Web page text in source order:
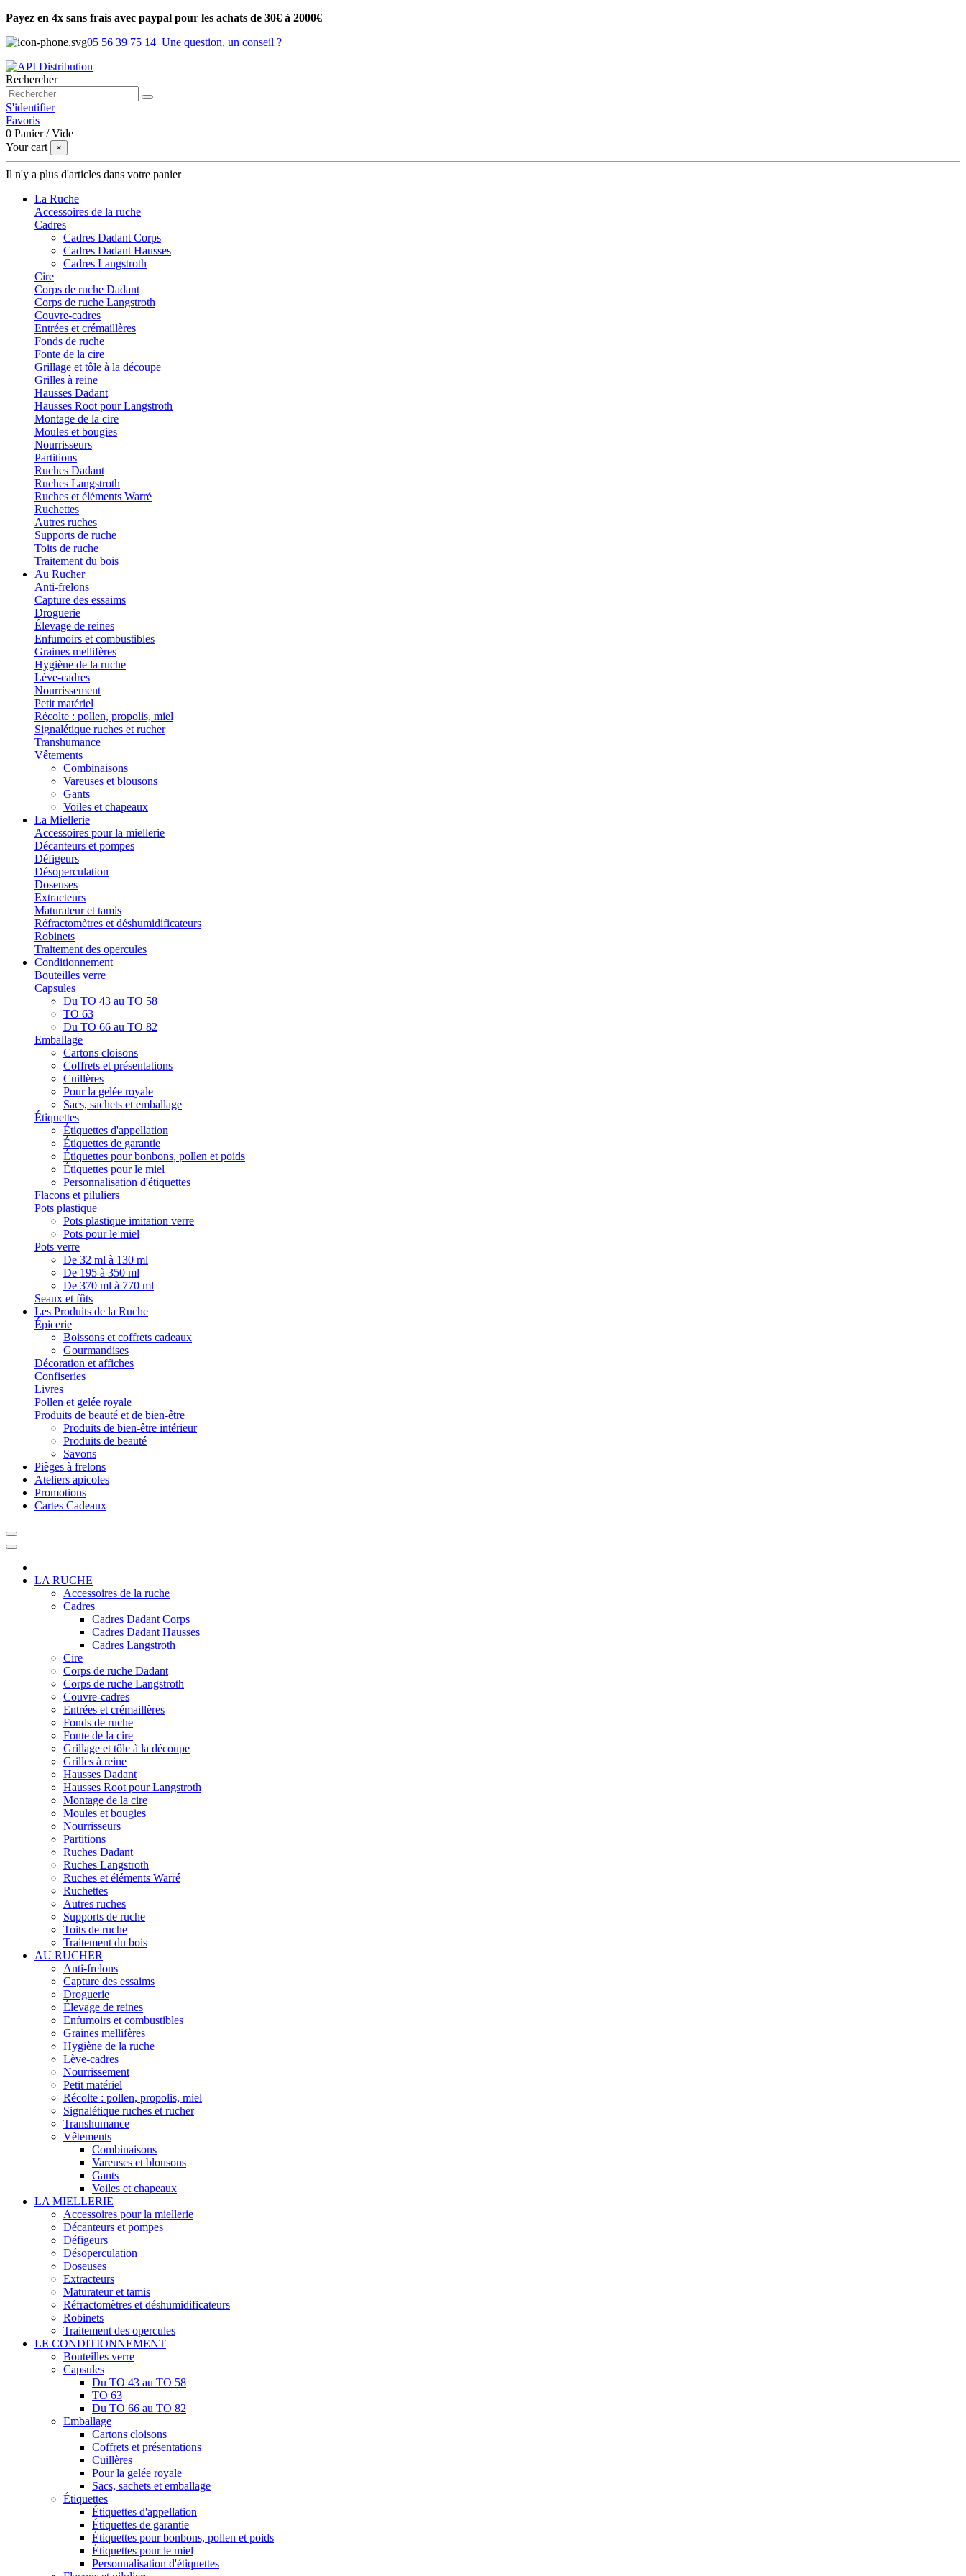
Payez en 4x sans frais avec paypal pour les achats de 30€ à 2000€
05 56 39 75 14 Une question, un conseil ?
Rechercher
S'identifier
Favoris
0 Panier /Vide
Your cart
×
Il n'y a plus d'articles dans votre panier
La Ruche
Accessoires de la ruche
Cadres
Cadres Dadant Corps
Cadres Dadant Hausses
Cadres Langstroth
Cire
Corps de ruche Dadant
Corps de ruche Langstroth
Couvre-cadres
Entrées et crémaillères
Fonds de ruche
Fonte de la cire
Grillage et tôle à la découpe
Grilles à reine
Hausses Dadant
Hausses Root pour Langstroth
Montage de la cire
Moules et bougies
Nourrisseurs
Partitions
Ruches Dadant
Ruches Langstroth
Ruches et éléments Warré
Ruchettes
Autres ruches
Supports de ruche
Toits de ruche
Traitement du bois
Au Rucher
Anti-frelons
Capture des essaims
Droguerie
Élevage de reines
Enfumoirs et combustibles
Graines mellifères
Hygiène de la ruche
Lève-cadres
Nourrissement
Petit matériel
Récolte : pollen, propolis, miel
Signalétique ruches et rucher
Transhumance
Vêtements
Combinaisons
Vareuses et blousons
Gants
Voiles et chapeaux
La Miellerie
Accessoires pour la miellerie
Décanteurs et pompes
Défigeurs
Désoperculation
Doseuses
Extracteurs
Maturateur et tamis
Réfractomètres et déshumidificateurs
Robinets
Traitement des opercules
Conditionnement
Bouteilles verre
Capsules
Du TO 43 au TO 58
TO 63
Du TO 66 au TO 82
Emballage
Cartons cloisons
Coffrets et présentations
Cuillères
Pour la gelée royale
Sacs, sachets et emballage
Étiquettes
Étiquettes d'appellation
Étiquettes de garantie
Étiquettes pour bonbons, pollen et poids
Étiquettes pour le miel
Personnalisation d'étiquettes
Flacons et piluliers
Pots plastique
Pots plastique imitation verre
Pots pour le miel
Pots verre
De 32 ml à 130 ml
De 195 à 350 ml
De 370 ml à 770 ml
Seaux et fûts
Les Produits de la Ruche
Épicerie
Boissons et coffrets cadeaux
Gourmandises
Décoration et affiches
Confiseries
Livres
Pollen et gelée royale
Produits de beauté et de bien-être
Produits de bien-être intérieur
Produits de beauté
Savons
Pièges à frelons
Ateliers apicoles
Promotions
Cartes Cadeaux
LA RUCHE
Accessoires de la ruche
Cadres
Cadres Dadant Corps
Cadres Dadant Hausses
Cadres Langstroth
Cire
Corps de ruche Dadant
Corps de ruche Langstroth
Couvre-cadres
Entrées et crémaillères
Fonds de ruche
Fonte de la cire
Grillage et tôle à la découpe
Grilles à reine
Hausses Dadant
Hausses Root pour Langstroth
Montage de la cire
Moules et bougies
Nourrisseurs
Partitions
Ruches Dadant
Ruches Langstroth
Ruches et éléments Warré
Ruchettes
Autres ruches
Supports de ruche
Toits de ruche
Traitement du bois
AU RUCHER
Anti-frelons
Capture des essaims
Droguerie
Élevage de reines
Enfumoirs et combustibles
Graines mellifères
Hygiène de la ruche
Lève-cadres
Nourrissement
Petit matériel
Récolte : pollen, propolis, miel
Signalétique ruches et rucher
Transhumance
Vêtements
Combinaisons
Vareuses et blousons
Gants
Voiles et chapeaux
LA MIELLERIE
Accessoires pour la miellerie
Décanteurs et pompes
Défigeurs
Désoperculation
Doseuses
Extracteurs
Maturateur et tamis
Réfractomètres et déshumidificateurs
Robinets
Traitement des opercules
LE CONDITIONNEMENT
Bouteilles verre
Capsules
Du TO 43 au TO 58
TO 63
Du TO 66 au TO 82
Emballage
Cartons cloisons
Coffrets et présentations
Cuillères
Pour la gelée royale
Sacs, sachets et emballage
Étiquettes
Étiquettes d'appellation
Étiquettes de garantie
Étiquettes pour bonbons, pollen et poids
Étiquettes pour le miel
Personnalisation d'étiquettes